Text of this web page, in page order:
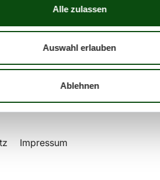
Alle zulassen
Auswahl erlauben
Ablehnen
Impressum